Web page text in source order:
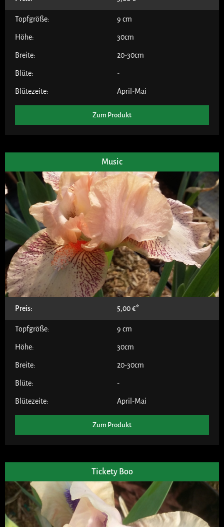
Topfgröße: 9 cm
Höhe: 30cm
Breite: 20-30cm
Blüte: -
Blütezeite: April-Mai
Zum Produkt
Music
Preis: 5,00€
Topfgröße: 9 cm
Höhe: 30cm
Breite: 20-30cm
Blüte: -
Blütezeite: April-Mai
Zum Produkt
Tickety Boo